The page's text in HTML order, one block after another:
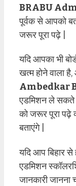
BRABU
पूर्वक से आपको
जरूर पूरा पढ़े |
यदि आपका भी
खत्म होने वाला
Ambedkar
एडमिशन ले सकते
को जरूर पूरा पढ़े
बताएंगे |
यदि आप बिहार
एडमिशन
जानकारी जानना